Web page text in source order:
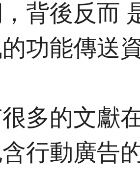
背後反而
的功能傳送
多的文獻
行動廣告